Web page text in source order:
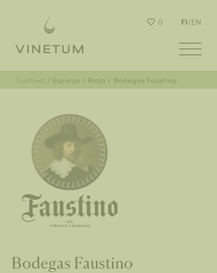
0 FI/EN
Tuotteet Espanja Rioja Bodegas Faustino
Bodegas Faustino